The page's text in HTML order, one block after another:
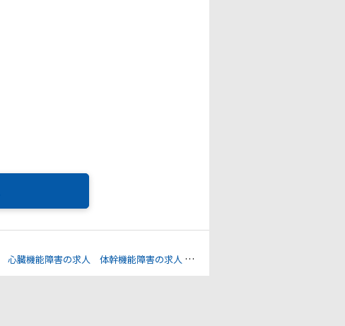
心臓機能障害の求人 体幹機能障害の求人 通勤時間への配慮の求人